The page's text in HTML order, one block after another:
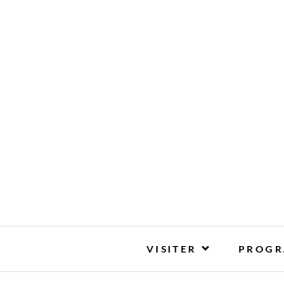
Salon ZEN &
SALON ZEN & BIO NANTES :
VISITER